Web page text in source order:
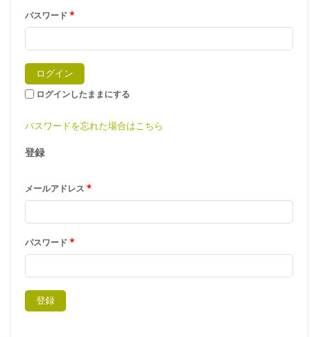
パスワード *
ログインしたままにする
パスワードを忘れた場合はこちら
登録
メールアドレス *
パスワード *